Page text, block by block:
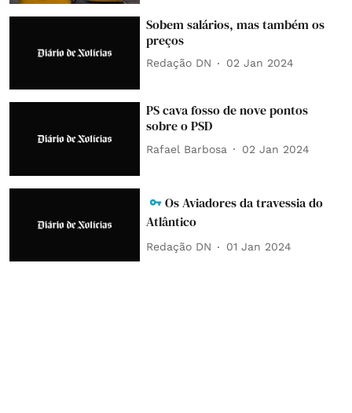
Sobem salários, mas também os
preços
Redação DN 02 Jan 2024
PS cava fosso de nove pontos
sobre o PSD
Rafael Barbosa 02 Jan 2024
Os Aviadores da travessia do
Atlântico
Redação DN 01 Jan 2024